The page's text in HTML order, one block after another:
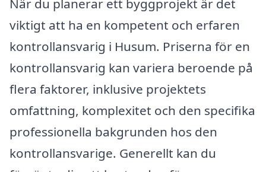
När du planerar ett byggprojekt är det
viktigt att ha en kompetent och erfaren
kontrollansvarig i Husum. Priserna för en
kontrollansvarig kan variera beroende på
flera faktorer, inklusive projektets
omfattning, komplexitet och den specifika
professionella bakgrunden hos den
kontrollansvarige. Generellt kan du